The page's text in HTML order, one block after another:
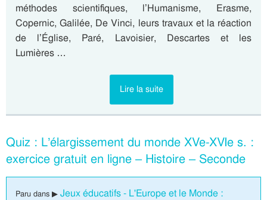
méthodes scientifiques, l’Humanisme, Erasme,
Copernic, Galilée, De Vinci, leurs travaux et la réaction
de l’Église, Paré, Lavoisier, Descartes et les
Lumières …
Lire la suite
Quiz : L’élargissement du monde XVe-XVIe s. :
exercice gratuit en ligne – Histoire – Seconde
Paru dans ▶ Jeux éducatifs - L'Europe et le Monde :